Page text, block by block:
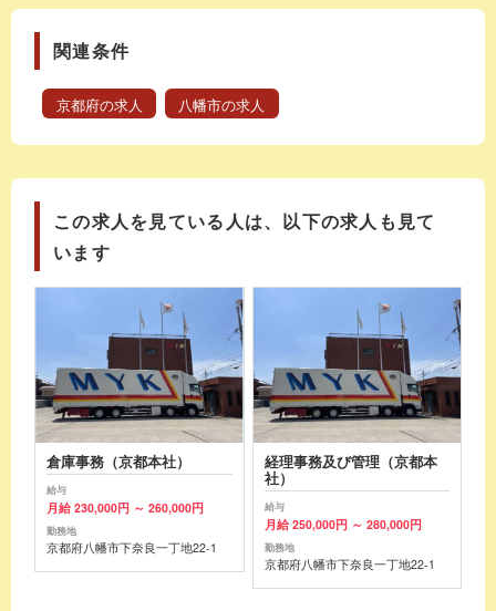
関連条件
京都府の求人 八幡市の求人
この求人を見ている人は、以下の求人も見て
います
倉庫事務（京都本社）
給与
月給 230,000円 ～ 260,000円
勤務地
京都府八幡市下奈良一丁地22-1
経理事務及び管理（京都本
社）
給与
月給 250,000円 ～ 280,000円
勤務地
京都府八幡市下奈良一丁地22-1